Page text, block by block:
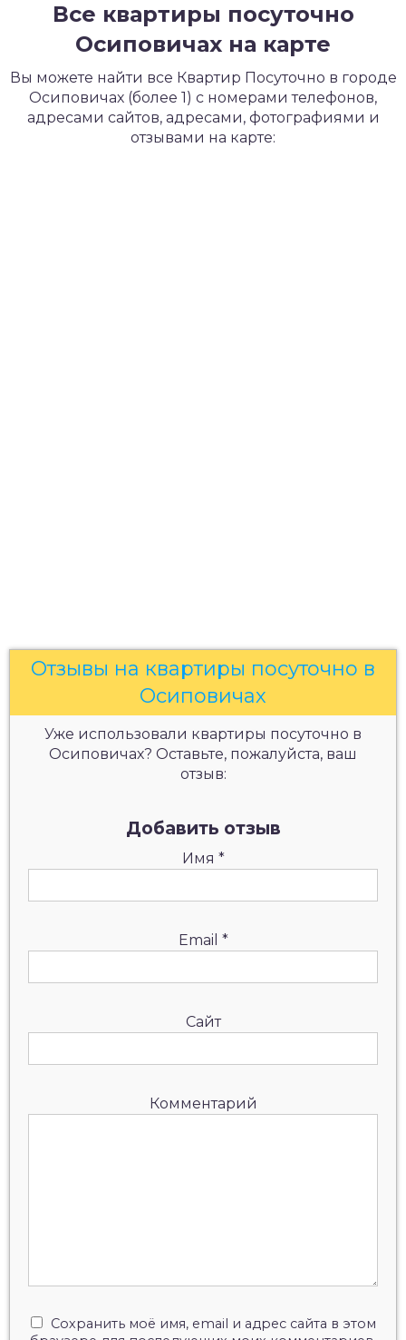
Все квартиры посуточно
Осиповичах на карте
Вы можете найти все Квартир Посуточно в городе
Осиповичах (более 1) с номерами телефонов,
адресами сайтов, адресами, фотографиями и
отзывами на карте:
Отзывы на квартиры посуточно в
Осиповичах
Уже использовали квартиры посуточно в
Осиповичах? Оставьте, пожалуйста, ваш
отзыв:
Добавить отзыв
Имя *
Email *
Сайт
Комментарий
Сохранить моё имя, email и адрес сайта в этом